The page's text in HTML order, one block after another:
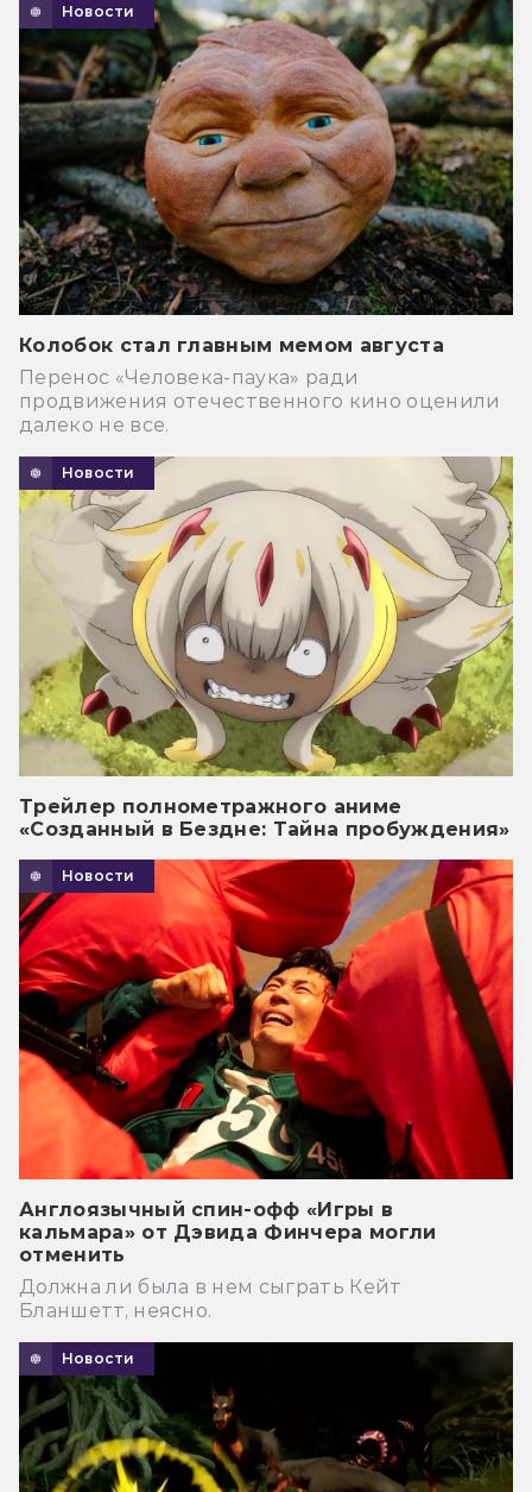
Новости
Колобок стал главным мемом августа
Перенос «Человека-паука» ради
продвижения отечественного кино оценили
далеко не все.
Новости
Трейлер полнометражного аниме
«Созданный в Бездне: Тайна пробуждения»
Новости
Англоязычный спин-офф «Игры в
кальмара» от Дэвида Финчера могли
отменить
Должна ли была в нем сыграть Кейт
Бланшетт, неясно.
Новости